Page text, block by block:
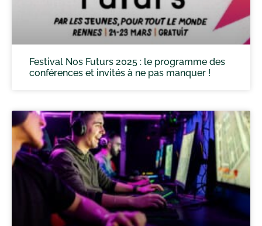
Festival Nos Futurs 2025 : le programme des
conférences et invités à ne pas manquer !